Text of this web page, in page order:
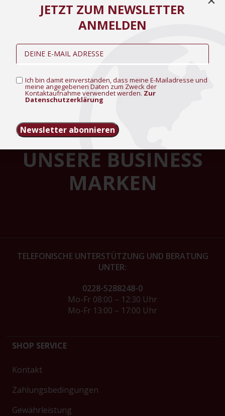
UNSERE BUSINESS
MARKEN
TELEFONISCHE UNTERSTÜTZUNG UND BERATUNG
UNTER:
0228-5288248-0
Mo-Fr 08:00 – 12:30 Uhr
Mo-Fr 13:00 – 17:00 Uhr
SHOP SERVICE
Kontakt
Zahlungsbedingungen
Gewährleistung
JETZT ZUM NEWSLETTER
ANMELDEN
Ich bin damit einverstanden, dass meine E-Mailadresse und
meine angegebenen Daten zum Zweck der
Kontaktaufnahme verwendet werden. Zur
Datenschutzerklärung
Newsletter abonnieren